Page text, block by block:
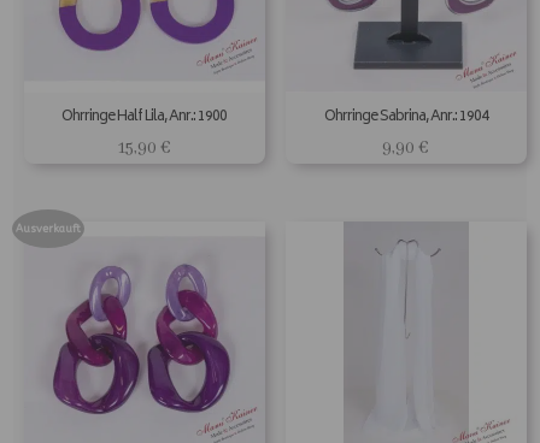
Ohrringe Half Lila, Anr.: 1900
15,90 €
Ohrringe Sabrina, Anr.: 1904
9,90 €
Ausverkauft